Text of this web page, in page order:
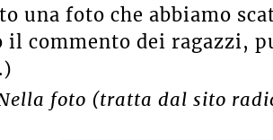
una foto che abbiamo
il commento dei ragazzi,
foto (tratta dal sito